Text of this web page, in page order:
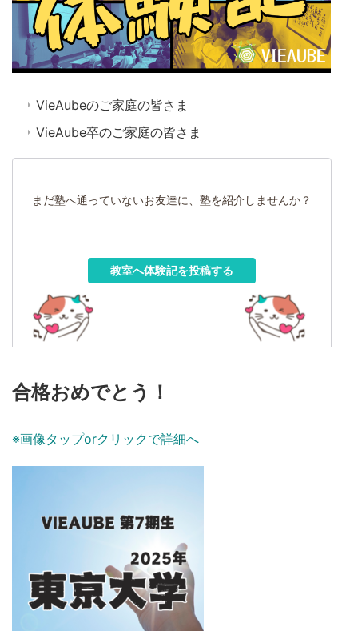
VieAubeのご家庭の皆さま
VieAube卒のご家庭の皆さま
まだ塾へ通っていないお友達に、塾を紹介しませんか？
教室へ体験記を投稿する
合格おめでとう！
※画像タップorクリックで詳細へ